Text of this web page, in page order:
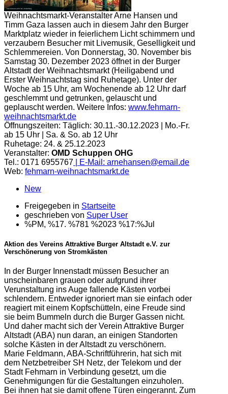
Weihnachtsmarkt-Veranstalter Arne Hansen und
Timm Gaza lassen auch in diesem Jahr den Burger
Marktplatz wieder in feierlichem Licht schimmern und
verzaubern Besucher mit Livemusik, Geselligkeit und
Schlemmereien. Von Donnerstag, 30. November bis
Samstag 30. Dezember 2023 öffnet in der Burger
Altstadt der Weihnachtsmarkt (Heiligabend und
Erster Weihnachtstag sind Ruhetage). Unter der
Woche ab 15 Uhr, am Wochenende ab 12 Uhr darf
geschlemmt und getrunken, gelauscht und
geplauscht werden. Weitere Infos: www.fehmarn-
weihnachtsmarkt.de
Öffnungszeiten: Täglich: 30.11.-30.12.2023 | Mo.-Fr.
ab 15 Uhr | Sa. & So. ab 12 Uhr
Ruhetage: 24. & 25.12.2023
Veranstalter: OMD Schuppen OHG
Tel.: 0171 6955767 | E-Mail: arnehansen@email.de
Web: fehmarn-weihnachtsmarkt.de
New
Freigegeben in Startseite
geschrieben von Super User
%PM, %17. %781 %2023 %17:%Jul
Aktion des Vereins Attraktive Burger Altstadt e.V. zur
Verschönerung von Stromkästen
In der Burger Innenstadt müssen Besucher an
unscheinbaren grauen oder aufgrund ihrer
Verunstaltung ins Auge fallende Kästen vorbei
schlendern. Entweder ignoriert man sie einfach oder
reagiert mit einem Kopfschütteln, eine Freude sind
sie beim Bummeln durch die Burger Gassen nicht.
Und daher macht sich der Verein Attraktive Burger
Altstadt (ABA) nun daran, an einigen Standorten
solche Kästen in der Altstadt zu verschönern.
Marie Feldmann, ABA-Schriftführerin, hat sich mit
dem Netzbetreiber SH Netz, der Telekom und der
Stadt Fehmarn in Verbindung gesetzt, um die
Genehmigungen für die Gestaltungen einzuholen.
Bei ihnen hat sie damit offene Türen eingerannt. Zum